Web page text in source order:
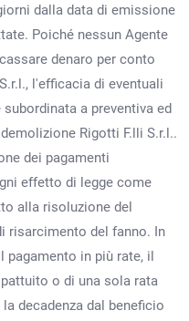
dalla data di emissione
Poiché nessun Agente
denaro per conto
l'efficacia di eventuali
a preventiva ed
Rigotti F.lli S.r.l..
dei pagamenti
effetto di legge come
alla risoluzione del
risarcimento del fanno. In
in più rate, il
o di una sola rata
decadenza dal beneficio